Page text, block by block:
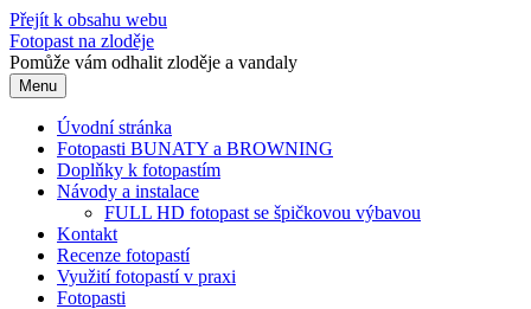
Přejít k obsahu webu
Fotopast na zloděje
Pomůže vám odhalit zloděje a vandaly
Menu
Úvodní stránka
Fotopasti BUNATY a BROWNING
Doplňky k fotopastím
Návody a instalace
FULL HD fotopast se špičkovou výbavou
Kontakt
Recenze fotopastí
Využití fotopastí v praxi
Fotopasti